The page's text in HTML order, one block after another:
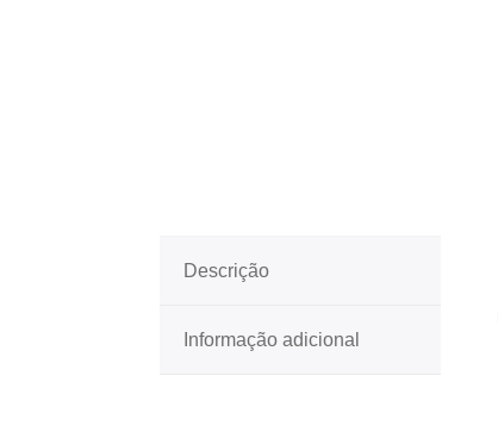
Descrição
Informação adicional